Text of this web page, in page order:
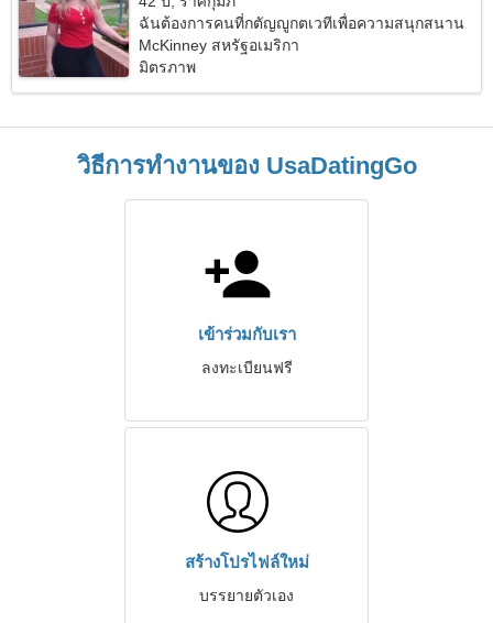
ฉันต้องการคนที่กตัญญูกตเวทีเพื่อความสนุกสนาน
McKinney สหรัฐอเมริกา
มิตรภาพ
วิธีการทำงานของ UsaDatingGo
เข้าร่วมกับเรา
ลงทะเบียนฟรี
สร้างโปรไฟล์ใหม่
บรรยายตัวเอง